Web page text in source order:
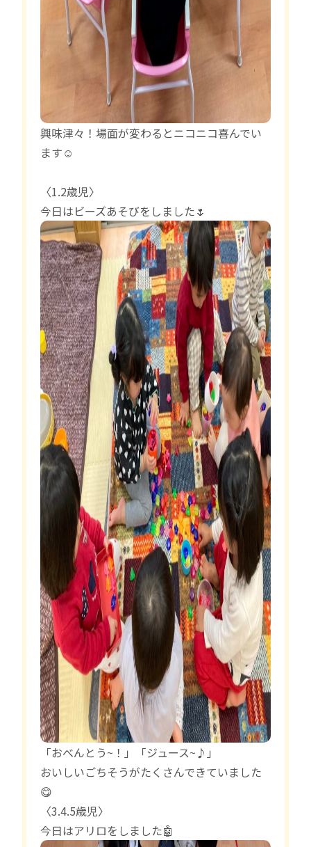
興味津々！場面が変わるとニコニコ喜んでい
ます☺️
〈1.2歳児〉
今日はビーズあそびをしました🌷
「おべんとう~！」「ジュース~♪」
おいしいごちそうがたくさんできていました
😋
〈3.4.5歳児〉
今日はアリロをしました🤖